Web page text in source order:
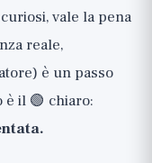
vale la pena
reale,
è un passo
è il 🟢 chiaro: